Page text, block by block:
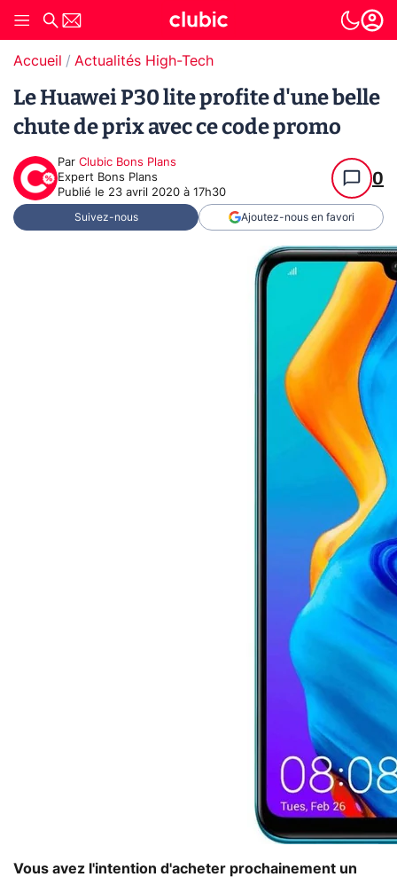
Accueil Actualités High-Tech
Le Huawei P30 lite profite d'une belle
chute de prix avec ce code promo
Par Clubic Bons Plans
Expert Bons Plans
Publié le 23 avril 2020 à 17h30
0
Suivez-nous Ajoutez-nous en favori
Vous avez l'intention d'acheter prochainement un